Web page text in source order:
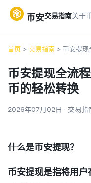
币安交易指南关于
首页 > 交易指南 > 币安提现
币安提现全流
币的轻松转换
2026年07月02日 · 交易指
什么是币安提现？
币安提现是指将用